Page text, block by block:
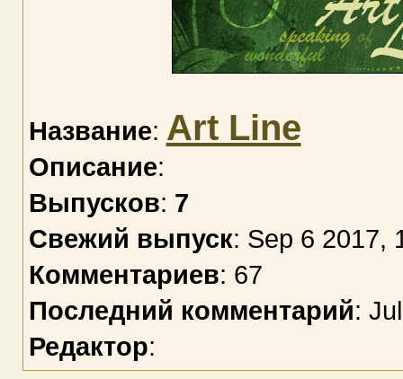
Название: Art Line
Описание:
Выпусков: 7
Свежий выпуск: Sep 6 2017,
Комментариев: 67
Последний комментарий:
Редактор: